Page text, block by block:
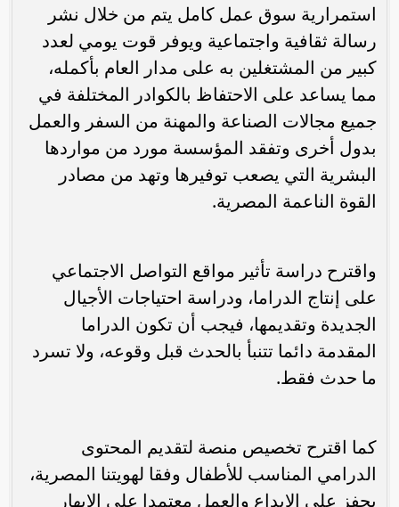
استمرارية سوق عمل كامل يتم من خلال نشر
رسالة ثقافية واجتماعية ويوفر قوت يومي لعدد
كبير من المشتغلين به على مدار العام بأكمله،
مما يساعد على الاحتفاظ بالكوادر المختلفة في
جميع مجالات الصناعة والمهنة من السفر والعمل
بدول أخرى وتفقد المؤسسة مورد من مواردها
البشرية التي يصعب توفيرها وتهد من مصادر
القوة الناعمة المصرية.
واقترح دراسة تأثير مواقع التواصل الاجتماعي
على إنتاج الدراما، ودراسة احتياجات الأجيال
الجديدة وتقديمها، فيجب أن تكون الدراما
المقدمة دائما تتنبأ بالحدث قبل وقوعه، ولا تسرد
ما حدث فقط.
كما اقترح تخصيص منصة لتقديم المحتوى
الدرامي المناسب للأطفال وفقا لهويتنا المصرية،
يحفز على الإبداع والعمل معتمدا على الإبهار